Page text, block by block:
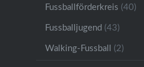
Fussballförderkreis (40)
Fussballjugend (43)
Walking-Fussball (2)